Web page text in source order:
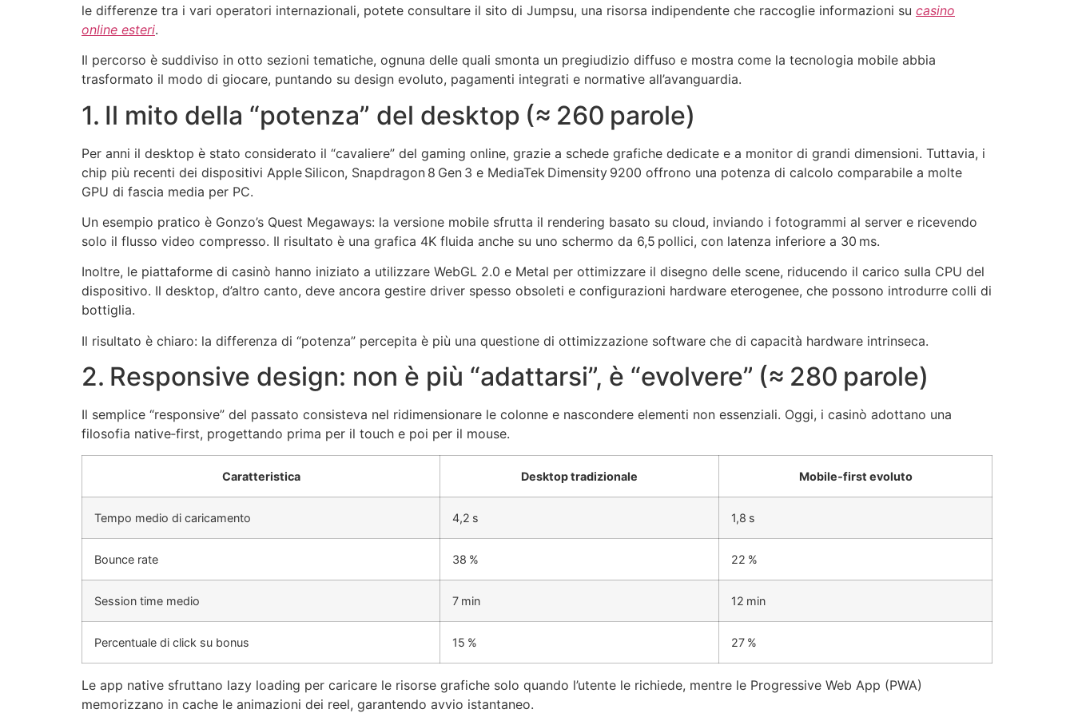
le differenze tra i vari operatori internazionali, potete consultare il sito di Jumpsu, una risorsa indipendente che raccoglie informazioni su casino
online esteri.
Il percorso è suddiviso in otto sezioni tematiche, ognuna delle quali smonta un pregiudizio diffuso e mostra come la tecnologia mobile abbia
trasformato il modo di giocare, puntando su design evoluto, pagamenti integrati e normative all’avanguardia.
1. Il mito della “potenza” del desktop (≈ 260 parole)
Per anni il desktop è stato considerato il “cavaliere” del gaming online, grazie a schede grafiche dedicate e a monitor di grandi dimensioni. Tuttavia, i
chip più recenti dei dispositivi Apple Silicon, Snapdragon 8 Gen 3 e MediaTek Dimensity 9200 offrono una potenza di calcolo comparabile a molte
GPU di fascia media per PC.
Un esempio pratico è Gonzo’s Quest Megaways: la versione mobile sfrutta il rendering basato su cloud, inviando i fotogrammi al server e ricevendo
solo il flusso video compresso. Il risultato è una grafica 4K fluida anche su uno schermo da 6,5 pollici, con latenza inferiore a 30 ms.
Inoltre, le piattaforme di casinò hanno iniziato a utilizzare WebGL 2.0 e Metal per ottimizzare il disegno delle scene, riducendo il carico sulla CPU del
dispositivo. Il desktop, d’altro canto, deve ancora gestire driver spesso obsoleti e configurazioni hardware eterogenee, che possono introdurre colli di
bottiglia.
Il risultato è chiaro: la differenza di “potenza” percepita è più una questione di ottimizzazione software che di capacità hardware intrinseca.
2. Responsive design: non è più “adattarsi”, è “evolvere” (≈ 280 parole)
Il semplice “responsive” del passato consisteva nel ridimensionare le colonne e nascondere elementi non essenziali. Oggi, i casinò adottano una
filosofia native‑first, progettando prima per il touch e poi per il mouse.
Caratteristica Desktop tradizionale Mobile‑first evoluto
Tempo medio di caricamento 4,2 s 1,8 s
Bounce rate 38 % 22 %
Session time medio 7 min 12 min
Percentuale di click su bonus 15 % 27 %
Le app native sfruttano lazy loading per caricare le risorse grafiche solo quando l’utente le richiede, mentre le Progressive Web App (PWA)
memorizzano in cache le animazioni dei reel, garantendo avvio istantaneo.